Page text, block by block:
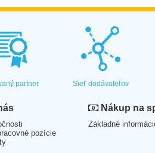
partner Sieť dodávateľov
pozície
Nákup na
Základné